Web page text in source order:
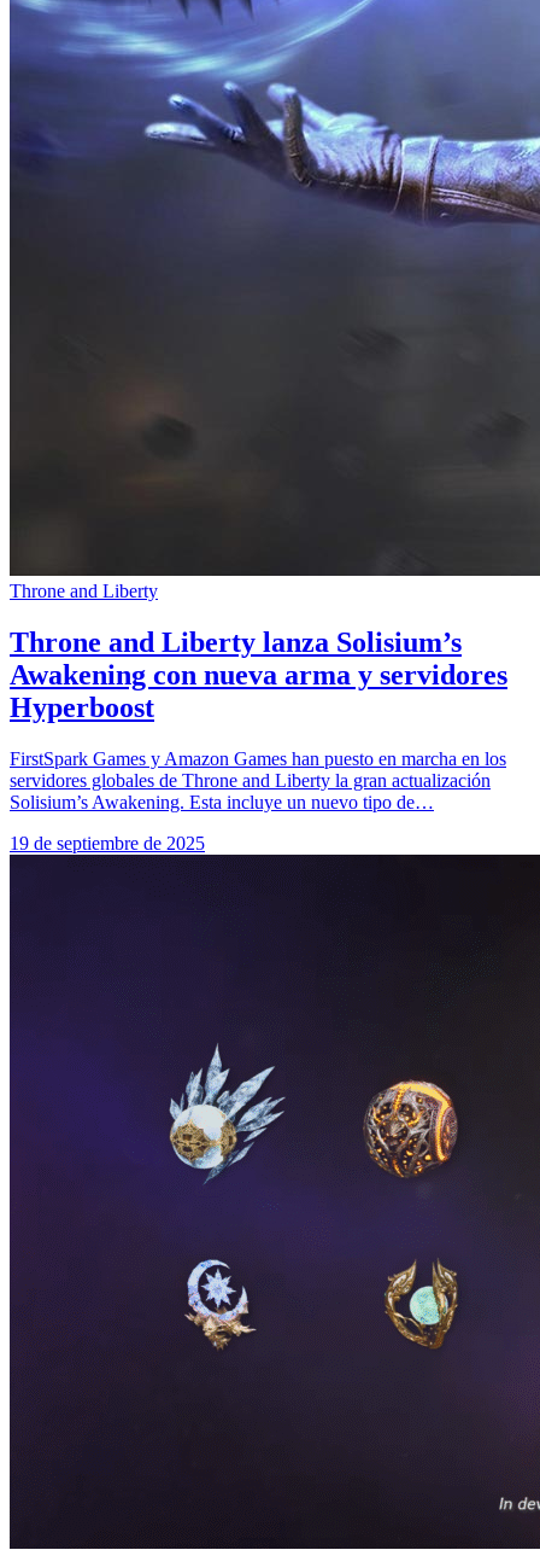
Throne and Liberty
Throne and Liberty lanza Solisium’s
Awakening con nueva arma y servidores
Hyperboost
FirstSpark Games y Amazon Games han puesto en marcha en los
servidores globales de Throne and Liberty la gran actualización
Solisium’s Awakening. Esta incluye un nuevo tipo de…
19 de septiembre de 2025